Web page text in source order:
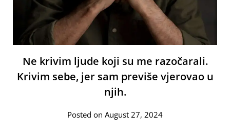
Ne krivim ljude koji su me razočarali.
Krivim sebe, jer sam previše vjerovao u
njih.
Posted on August 27, 2024